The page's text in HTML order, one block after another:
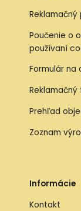
Reklamačný
Poučenie o
používaní
Formulár na
Prehľad
Zoznam
Informácie
Kontakt